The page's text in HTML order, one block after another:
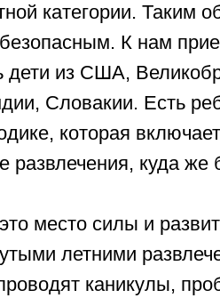
категории. Таким
К нам
дети из США,
Словакии. Есть
которая
развлечения, куда же
место силы и
летними
каникулы,